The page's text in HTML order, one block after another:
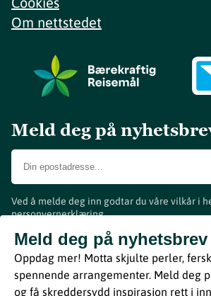
Om nettstedet
Meld deg på
Ved å melde deg inn godtar du våre vilkår i
personvernerklæring.
Meld deg på nyhetsbrev
Oppdag mer! Motta skjulte perler,
spennende arrangementer. Meld deg
og få skreddersydd inspirasjon rett i
www.visitvestfold.com
Turistinformasjon
Vestfold Fylkeskommune
ByBreakfast